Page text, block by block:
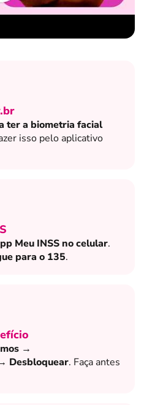
ter a biometria facial
isso pelo aplicativo
Meu INSS no celular.
para o 135.
→
Desbloquear. Faça antes